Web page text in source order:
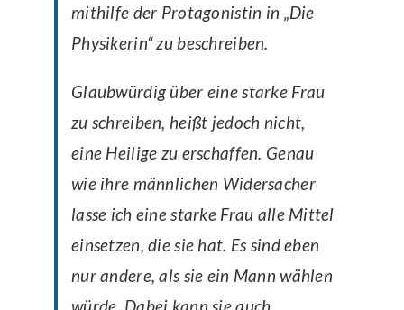
mithilfe der Protagonistin in „Die
Physikerin“ zu beschreiben.
Glaubwürdig über eine starke Frau
zu schreiben, heißt jedoch nicht,
eine Heilige zu erschaffen. Genau
wie ihre männlichen Widersacher
lasse ich eine starke Frau alle Mittel
einsetzen, die sie hat. Es sind eben
nur andere, als sie ein Mann wählen